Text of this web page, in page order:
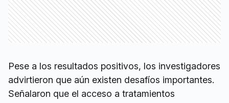
Pese a los resultados positivos, los investigadores
advirtieron que aún existen desafíos importantes.
Señalaron que el acceso a tratamientos